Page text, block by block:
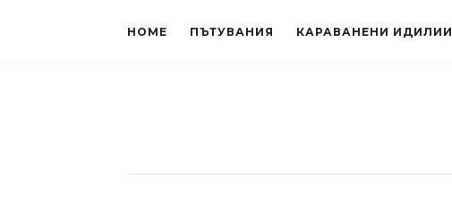
HOME ПЪТУВАНИЯ КАРАВАНЕНИ ИДИЛИИ